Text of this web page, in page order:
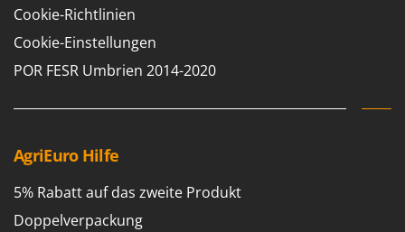
Z
Zanon
Zephir
ZGrills
Zodiac
Cookie-Richtlinien
Cookie-Einstellungen
POR FESR Umbrien 2014-2020
AgriEuro Hilfe
5% Rabatt auf das zweite Produkt
Doppelverpackung